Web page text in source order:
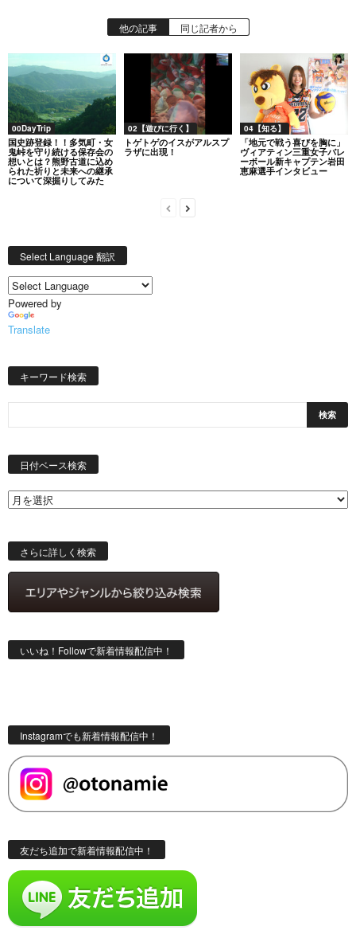
他の記事 同じ記者から
00DayTrip
国史跡登録！！多気町・女
鬼峠を守り続ける保存会の
想いとは？熊野古道に込め
られた祈りと未来への継承
について深掘りしてみた
02【遊びに行く】
トゲトゲのイスがアルスプ
ラザに出現！
04【知る】
「地元で戦う喜びを胸に」
ヴィアティン三重女子バレ
ーボール新キャプテン岩田
恵麻選手インタビュー
Select Language 翻訳
Powered by
Translate
キーワード検索
日付ベース検索
索
さらに詳しく検索
いいね！Followで新着情報配信中！
Instagramでも新着情報配信中！
友だち追加で新着情報配信中！